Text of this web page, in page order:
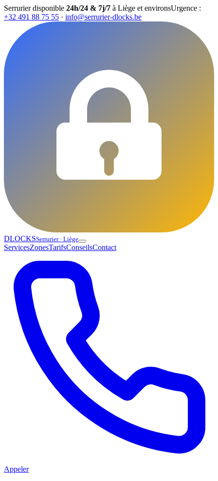
Serrurier disponible 24h/24 & 7j/7 à Liège et environsUrgence :
+32 491 88 75 55 · info@serrurier-dlocks.be
DLOCKSSerrurier · Liège
ServicesZonesTarifsConseilsContact
Appeler